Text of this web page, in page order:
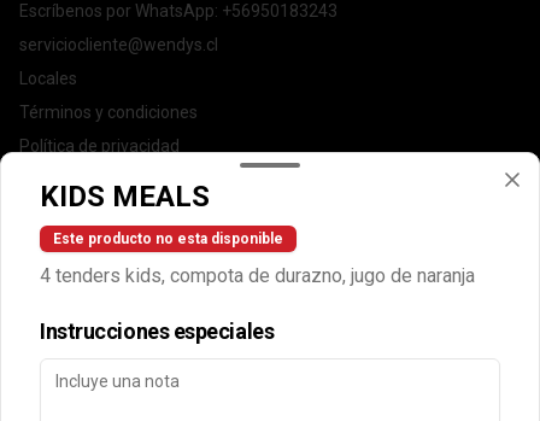
Escríbenos por WhatsApp: +56950183243
serviciocliente@wendys.cl
Locales
Términos y condiciones
Política de privacidad
Redes sociales
Instagram
Facebook
Mi cuenta
KIDS MEALS
Este producto no esta disponible
4 tenders kids, compota de durazno, jugo de naranja
Instrucciones especiales